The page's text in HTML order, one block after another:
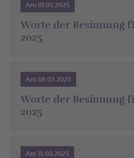
Am 01.03.2025
Worte der Besinnung
2025
Am 08.03.2025
Worte der Besinnung
2025
Am 15.03.2025